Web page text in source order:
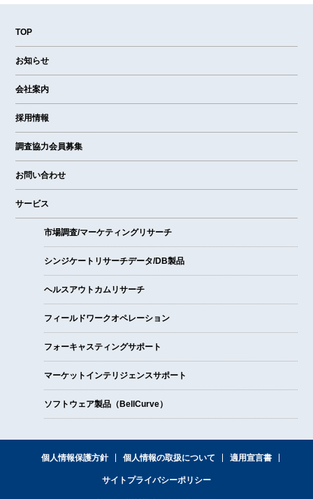
TOP
お知らせ
会社案内
採用情報
調査協力会員募集
お問い合わせ
サービス
市場調査/マーケティングリサーチ
シンジケートリサーチデータ/DB製品
ヘルスアウトカムリサーチ
フィールドワークオペレーション
フォーキャスティングサポート
マーケットインテリジェンスサポート
ソフトウェア製品（BellCurve）
個人情報保護方針 個人情報の取扱について 適用宣言書
サイトプライバシーポリシー